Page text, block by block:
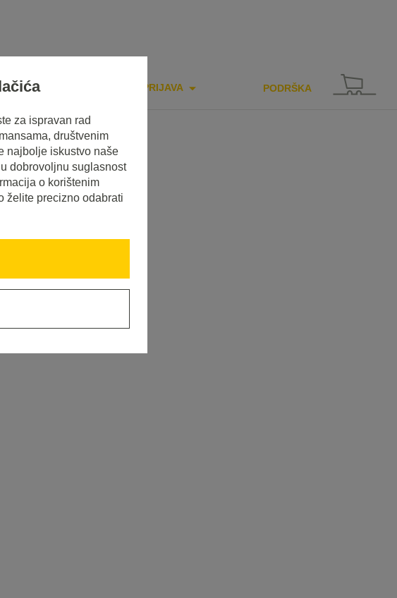
PRIJAVA PODRŠKA
za ispravan rad
društvenim
najbolje iskustvo naše
dobrovoljnu suglasnost
o korištenim
želite precizno odabrati